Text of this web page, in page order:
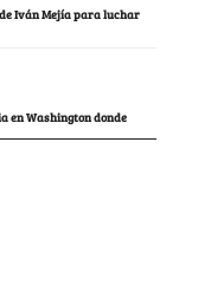
Iván Mejía para luchar
en Washington donde